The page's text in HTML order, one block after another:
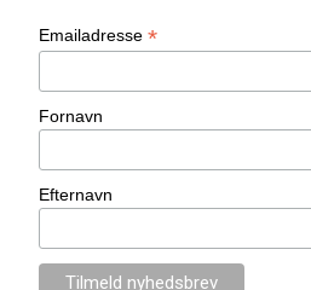
Emailadresse*
Fornavn
Efternavn